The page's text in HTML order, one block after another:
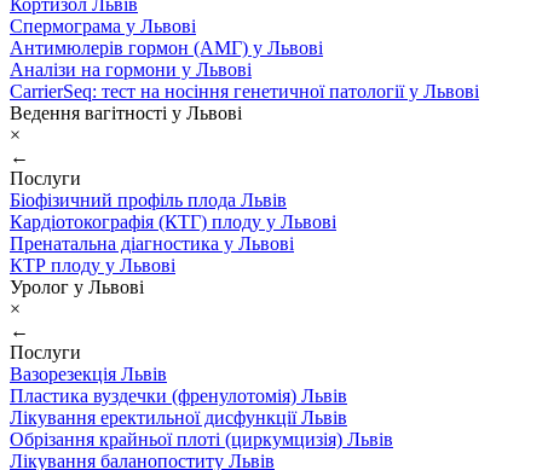
Кортизол Львів
Спермограма у Львові
Антимюлерів гормон (АМГ) у Львові
Аналізи на гормони у Львові
CarrierSeq: тест на носіння генетичної патології у Львові
Ведення вагітності у Львові
×
←
Послуги
Біофізичний профіль плода Львів
Кардіотокографія (КТГ) плоду у Львові
Пренатальна діагностика у Львові
КТР плоду у Львові
Уролог у Львові
×
←
Послуги
Вазорезекція Львів
Пластика вуздечки (френулотомія) Львів
Лікування еректильної дисфункції Львів
Обрізання крайньої плоті (циркумцизія) Львів
Лікування баланопоститу Львів